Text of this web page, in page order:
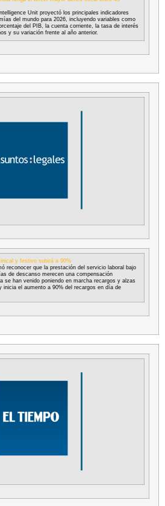
Unit proyectó los principales indicadores
del mundo para 2026, incluyendo variables como
del PIB, la cuenta corriente, la tasa de interés
y su variación frente al año anterior.
y festivo subirá a 90%
reconocer que la prestación del servicio laboral bajo
de descanso merecen una compensación
se han venido poniendo en marcha recargos y alzas
inicia el aumento a 90% del recargos en día de